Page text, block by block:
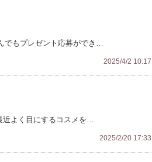
でもプレゼント応募ができ…
2025/4/2 10:17
近よく目にするコスメを…
2025/2/20 17:33